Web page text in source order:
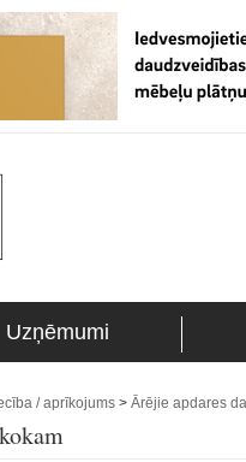
Uzņēmumi
/ aprīkojums > Ārējie apdares